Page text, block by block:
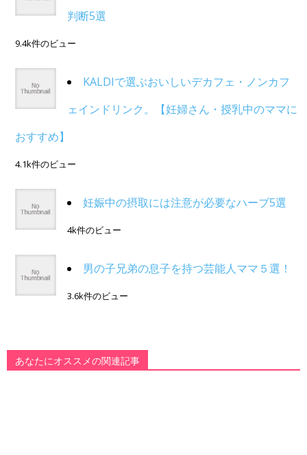
判断5選
9.4k件のビュー
KALDIで選ぶおいしいデカフェ・ノンカフ
ェインドリンク。【妊婦さん・授乳中のママに
おすすめ】
4.1k件のビュー
妊娠中の摂取には注意が必要なハーブ5選
4k件のビュー
男の子兄弟の息子を持つ芸能人ママ５選！
3.6k件のビュー
あなたにオススメの関連記事